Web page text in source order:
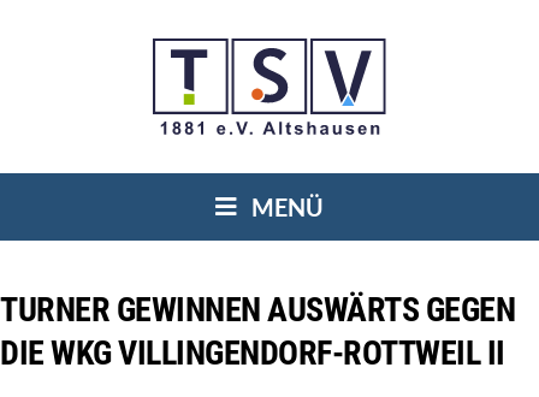
MENÜ
TUR­NER GEWIN­NEN AUS­WÄRTS GEGEN
DIE WKG VIL­LIN­GEN­DORF-ROTT­WEIL II